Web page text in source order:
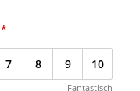
*
7 8 9 10
Fantastisch